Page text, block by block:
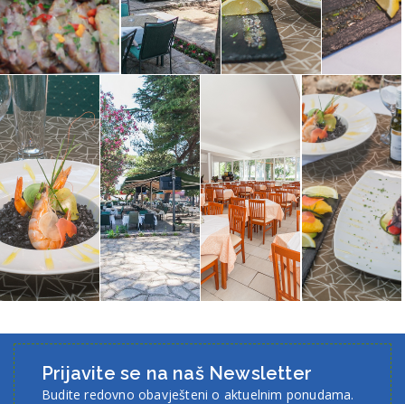
Prijavite se na naš Newsletter
Budite redovno obavješteni o aktuelnim ponudama.